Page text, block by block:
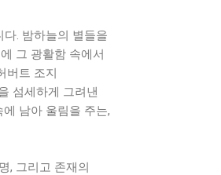
. 밤하늘의 별들을
그 광활함 속에서
버트 조지
섬세하게 그려낸
남아 울림을 주는,
, 그리고 존재의